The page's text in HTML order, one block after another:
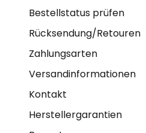
Bestellstatus prüfen
Rücksendung/Retouren
Zahlungsarten
Versandinformationen
Kontakt
Herstellergarantien